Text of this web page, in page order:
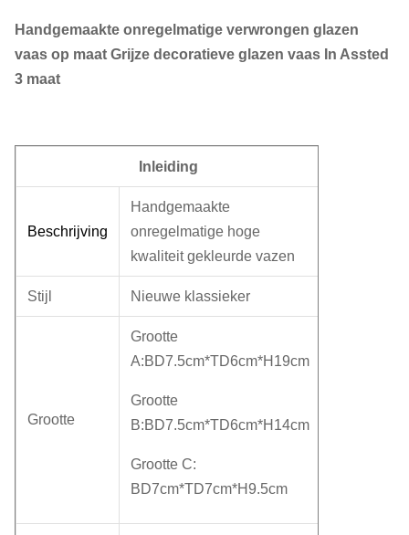
Handgemaakte onregelmatige verwrongen glazen
vaas op maat Grijze decoratieve glazen vaas In Assted
3 maat
Inleiding
Beschrijving
Handgemaakte
onregelmatige hoge
kwaliteit gekleurde vazen
Stijl Nieuwe klassieker
Grootte
Grootte
A:BD7.5cm*TD6cm*H19cm
Grootte
B:BD7.5cm*TD6cm*H14cm
Grootte C:
BD7cm*TD7cm*H9.5cm